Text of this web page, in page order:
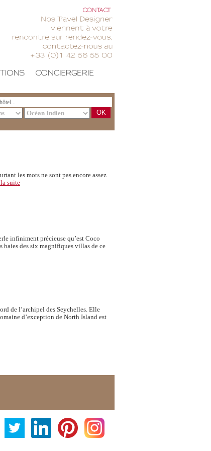
OK
les mots ne sont pas encore assez
suite
infiniment précieuse qu’est Coco
baies des six magnifiques villas de ce
de l’archipel des Seychelles. Elle
d’exception de North Island est